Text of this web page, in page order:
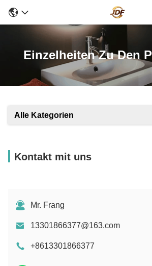
Einzelheiten Zu Den
Alle Kategorien
Kontakt mit uns
Mr. Frang
13301866377@163.com
+8613301866377